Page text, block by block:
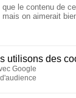
Article